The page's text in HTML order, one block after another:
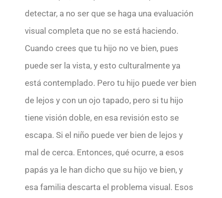
detectar, a no ser que se haga una evaluación
visual completa que no se está haciendo.
Cuando crees que tu hijo no ve bien, pues
puede ser la vista, y esto culturalmente ya
está contemplado. Pero tu hijo puede ver bien
de lejos y con un ojo tapado, pero si tu hijo
tiene visión doble, en esa revisión esto se
escapa. Si el niño puede ver bien de lejos y
mal de cerca. Entonces, qué ocurre, a esos
papás ya le han dicho que su hijo ve bien, y
esa familia descarta el problema visual. Esos